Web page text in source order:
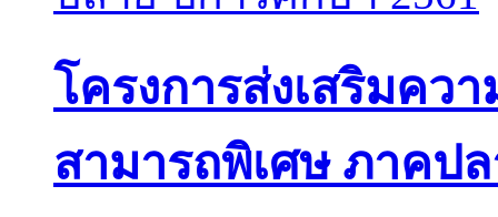
โครงการส่งเสริมคว
สามารถพิเศษ ภาคป